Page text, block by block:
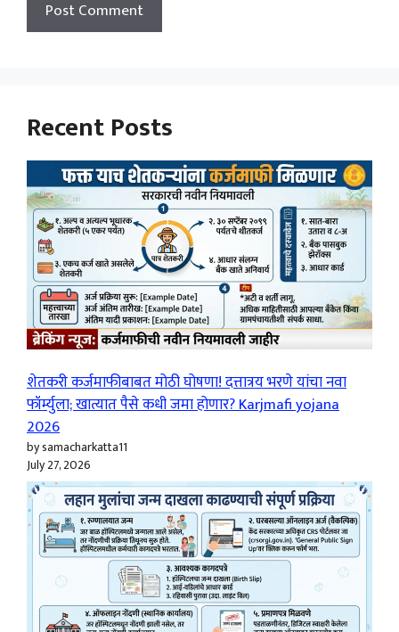
Recent Posts
शेतकरी कर्जमाफीबाबत मोठी घोषणा! दत्तात्रय भरणे यांचा नवा
फॉर्म्युला; खात्यात पैसे कधी जमा होणार? Karjmafi yojana
2026
by samacharkatta11
July 27, 2026